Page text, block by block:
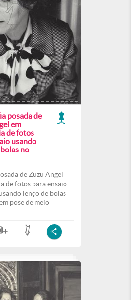
posada de
em
de fotos
usando
no
de Zuzu Angel
de fotos para ensaio
lenço de bolas
pose de meio